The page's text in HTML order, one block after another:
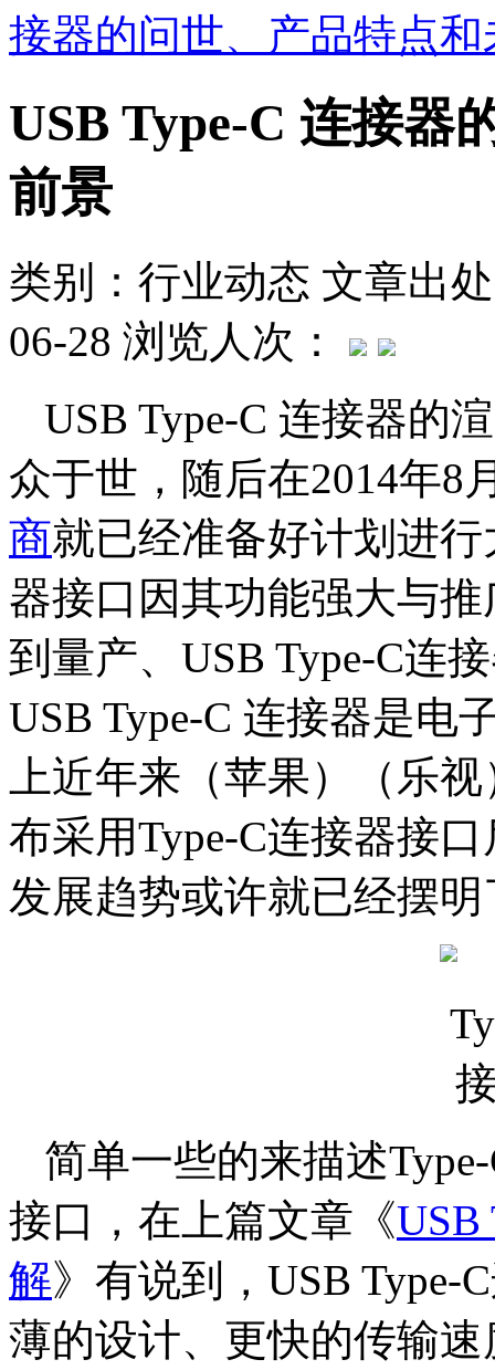
接器的问世、产品特点
USB Type-C 连接器
前景
类别：行业动态 文章出
06-28 浏览人次：
USB Type-C 连接器的
众于世，随后在2014年8
商就已经准备好计划进行
器接口因其功能强大与
到量产、USB Type-C连
USB Type-C 连接器是电
上近年来（苹果）（乐
布采用Type-C连接器接
发展趋势或许就已经摆
简单一些的来描述
接口，在上篇文章《USB
解》有说到，USB Type-
薄的设计、更快的传输